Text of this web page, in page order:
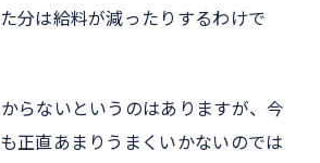
分は給料が減ったりするわけで
らないというのはありますが、今
正直あまりうまくいかないのでは